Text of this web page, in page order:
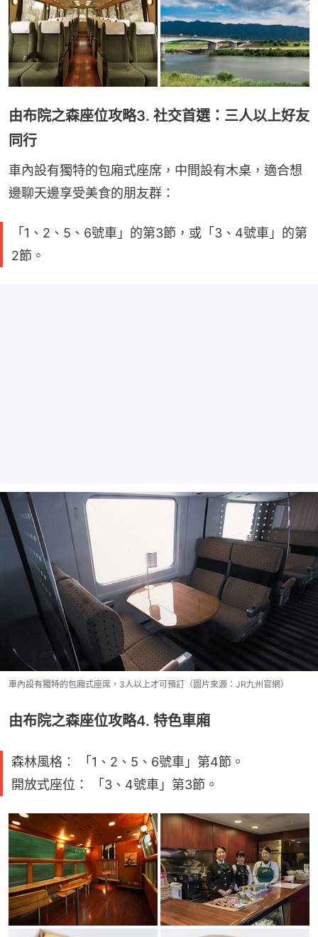
由布院之森座位攻略3. 社交首選：三人以上好友
同行
車內設有獨特的包廂式座席，中間設有木桌，適合想
邊聊天邊享受美食的朋友群：
「1、2、5、6號車」的第3節，或「3、4號車」的第
2節。
車內設有獨特的包廂式座席，3人以上才可預訂（圖片來源：JR九州官網）
由布院之森座位攻略4. 特色車廂
森林風格： 「1、2、5、6號車」第4節。
開放式座位： 「3、4號車」第3節。